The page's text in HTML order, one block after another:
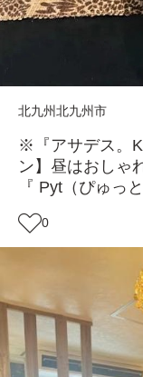
北九州北九州市
※『アサデス。
ン】昼はおしゃ
『 Pyt（ぴゅっ
0